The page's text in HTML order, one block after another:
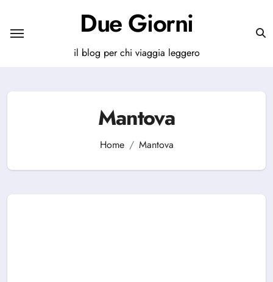
contenuto
Due Giorni
il blog per chi viaggia leggero
Mantova
Home Mantova